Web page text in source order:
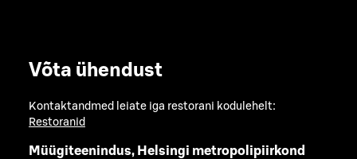
Võta ühendust
Kontaktandmed leiate iga restorani kodulehelt:
Restoranid
Müügiteenindus, Helsingi metropolipiirkond